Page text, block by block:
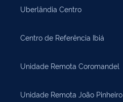
Uberlândia Centro
Centro de Referência Ibiá
Unidade Remota Coromandel
Unidade Remota João Pinheiro